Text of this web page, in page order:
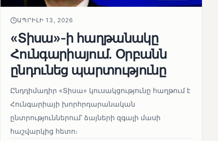
ԱՊՐԻԼԻ 13, 2026
«Տիսա»-ի հաղթանակը
Հունգարիայում․ Օրբանն
ընդունեց պարտությունը
Ընդդիմադիր «Տիսա» կուսակցությունը հաղթում է
Հունգարիայի խորհրդարանական
ընտրություններում՝ ձայների զգալի մասի
հաշվարկից հետո։